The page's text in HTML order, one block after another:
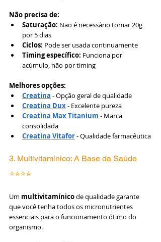
Não precisa de:
Saturação: Não é necessário tomar 20g
por 5 dias
Ciclos: Pode ser usada continuamente
Timing específico: Funciona por
acúmulo, não por timing
Melhores opções:
Creatina - Opção geral de qualidade
Creatina Dux - Excelente pureza
Creatina Max Titanium - Marca
consolidada
Creatina Vitafor - Qualidade farmacêutica
3. Multivitamínico: A Base da Saúde
⭐⭐⭐⭐
Um multivitamínico de qualidade garante
que você tenha todos os micronutrientes
essenciais para o funcionamento ótimo do
organismo.